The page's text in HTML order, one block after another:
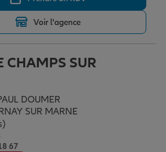
Voir l'agence
CHAMPS SUR
DOUMER
SUR MARNE
5
67